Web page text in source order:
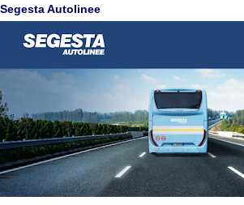
Segesta Autolinee